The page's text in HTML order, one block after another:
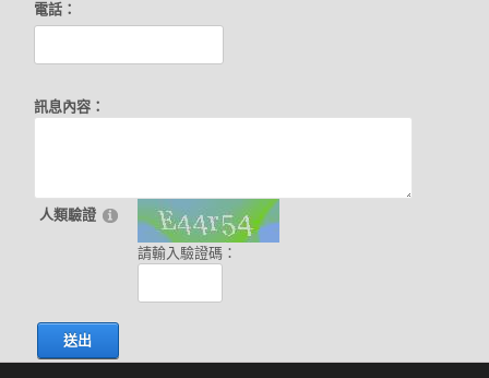
電話：
訊息內容：
人類驗證
請輸入驗證碼：
送出